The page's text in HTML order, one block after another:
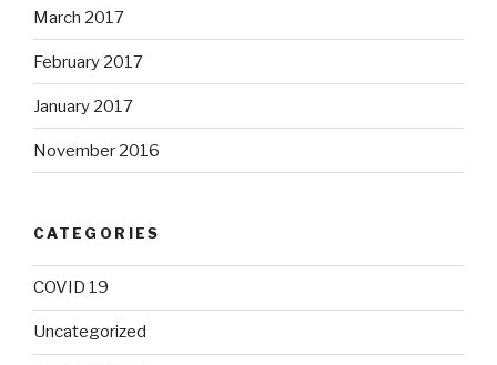
March 2017
February 2017
January 2017
November 2016
CATEGORIES
COVID 19
Uncategorized